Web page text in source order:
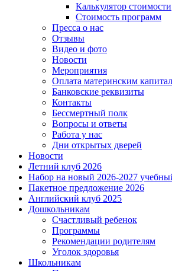
Калькулятор стоимости
Стоимость программ
Пресса о нас
Отзывы
Видео и фото
Новости
Мероприятия
Оплата материнским
Банковские реквизиты
Контакты
Бессмертный полк
Вопросы и ответы
Работа у нас
Дни открытых дверей
Новости
Летний клуб 2026
Набор на новый 2026-2027
Пакетное предложение 2026
Английский клуб 2025
Дошкольникам
Счастливый ребенок
Программы
Рекомендации родителям
Уголок здоровья
Школьникам